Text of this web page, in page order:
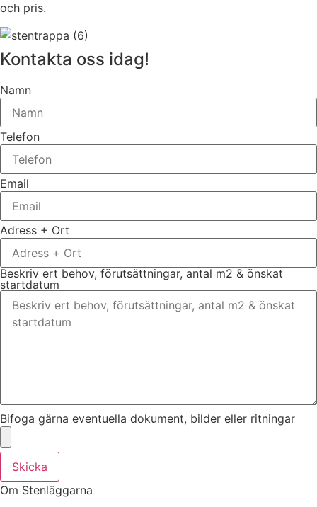
och pris.
Kontakta oss idag!
Namn
Telefon
Email
Adress + Ort
Beskriv ert behov, förutsättningar, antal m2 & önskat
startdatum
Bifoga gärna eventuella dokument, bilder eller ritningar
Skicka
Om Stenläggarna